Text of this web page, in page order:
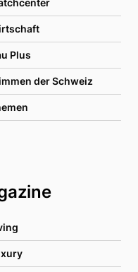
Plus
der Schweiz